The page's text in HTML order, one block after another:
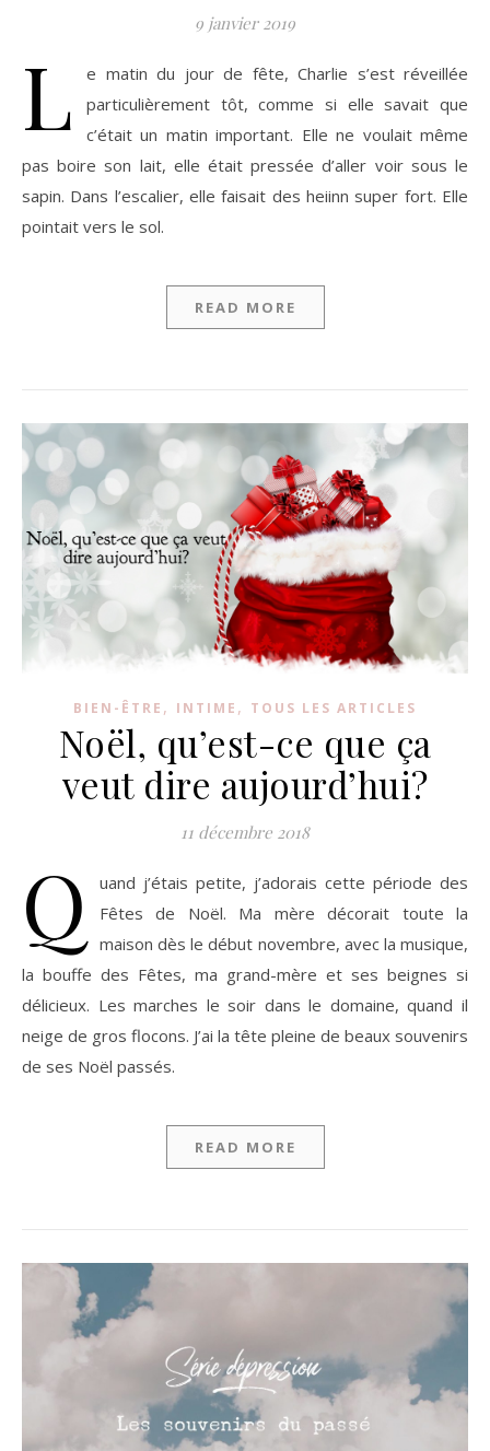
9 janvier 2019
L
e matin du jour de fête, Charlie s’est réveillée
particulièrement tôt, comme si elle savait que
c’était un matin important. Elle ne voulait même
pas boire son lait, elle était pressée d’aller voir sous le
sapin. Dans l’escalier, elle faisait des heiinn super fort. Elle
pointait vers le sol.
READ MORE
BIEN-ÊTRE , INTIME , TOUS LES ARTICLES
Noël, qu’est-ce que ça
veut dire aujourd’hui?
11 décembre 2018
Q
uand j’étais petite, j’adorais cette période des
Fêtes de Noël. Ma mère décorait toute la
maison dès le début novembre, avec la musique,
la bouffe des Fêtes, ma grand-mère et ses beignes si
délicieux. Les marches le soir dans le domaine, quand il
neige de gros flocons. J’ai la tête pleine de beaux souvenirs
de ses Noël passés.
READ MORE